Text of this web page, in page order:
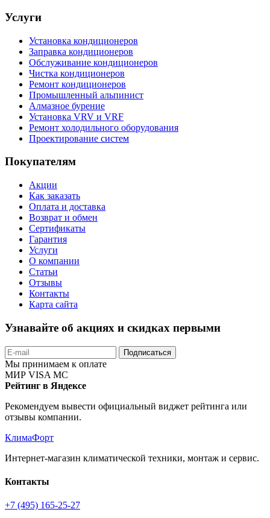
Услуги
Установка кондиционеров
Заправка кондиционеров
Обслуживание кондиционеров
Чистка кондиционеров
Ремонт кондиционеров
Промышленный альпинист
Алмазное бурение
Установка VRV и VRF
Ремонт холодильного оборудования
Проектирование систем
Покупателям
Акции
Как заказать
Оплата и доставка
Возврат и обмен
Сертификаты
Гарантия
Услуги
О компании
Статьи
Отзывы
Контакты
Карта сайта
Узнавайте об акциях и скидках первыми
Подписаться
Мы принимаем к оплате
МИР VISA MC
Рейтинг в Яндексе
Рекомендуем вывести официальный виджет рейтинга или
отзывы компании.
КлимаФорт
Интернет-магазин климатической техники, монтаж и сервис.
Контакты
+7 (495) 165-25-27